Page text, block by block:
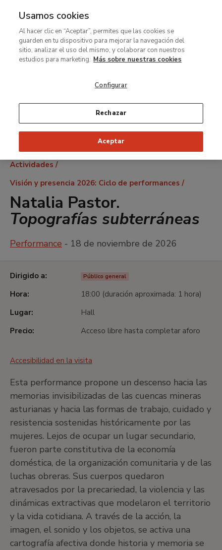
MENÚ
contenido
principal
Ruta
de
navegación
Actividades
Visión y presencia 2026: Ciclo de performances
Natalia Pastor.
Topografías subterráneas
Performance - 18 de noviembre de 2026
Dirigido a: Público general
Hora:
18:00 (duración aproximada: 1 hora)
Lugar:
Hall
Precio:
Acceso libre hasta completar aforo
Accesibilidad en la visita
Esta performance propone un descenso hacia las
memorias invisibilizadas de las cuencas mineras
asturianas y hacia las formas de trabajo, cuidado y
resistencia sostenidas históricamente por las
mujeres. Lejos de ocupar un lugar secundario,
fueron parte constitutiva de la economía
doméstica, de la organización comunitaria y de las
luchas obreras. Sus cuerpos quedaron
atravesados por la precariedad, la violencia y las
dinámicas extractivas que modelaron el territorio
y la vida cotidiana. A través de la acción, la
imagen, el sonido y los objetos, se activa una
cartografía afectiva donde historia y memoria se
Usamos cookies
Al hacer clic en “Aceptar”, permites que las cookies se
guarden en tu dispositivo para mejorar la navegación del
sitio, analizar el uso del mismo, y colaborar con nuestros
estudios para marketing. Más sobre nuestras cookies
Configurar
Rechazar
Aceptar